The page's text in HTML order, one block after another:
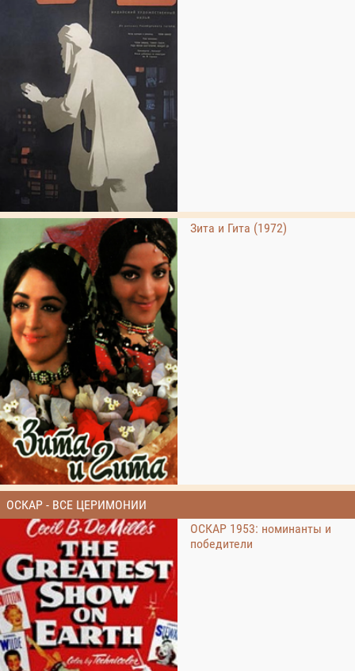
Зита и Гита (1972)
ОСКАР - ВСЕ ЦЕРИМОНИИ
ОСКАР 1953: номинанты и
победители